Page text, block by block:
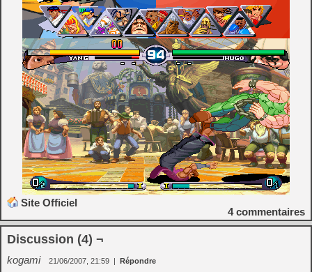
Site Officiel
4commentaires
Discussion (4) ¬
kogami 21/06/2007, 21:59 | Répondre